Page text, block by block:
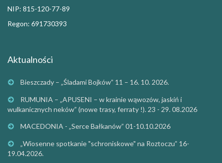
NIP: 815-120-77-89
Regon: 691730393
Aktualności
Bieszczady – „Śladami Bojków” 11 – 16. 10. 2026.
RUMUNIA – „APUSENI – w krainie wąwozów, jaskiń i
wulkanicznych neków” (nowe trasy, ferraty !). 23 - 29. 08.2026
MACEDONIA - „Serce Bałkanów” 01-10.10.2026
„Wiosenne spotkanie "schroniskowe" na Roztoczu” 16-
19.04.2026.